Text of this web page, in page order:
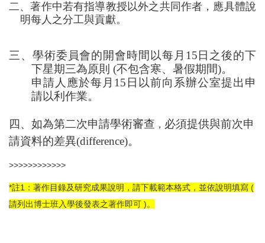
二、著作中若有指導教授以外之共同作者，應具體說
明每人之分工與貢獻。
三、 學術委員會的開會時間以每月 15 日之後的下
下星期三為原則 (不包含寒、暑假期間)。
申請人應於每月 15 日以前向系辦公室提出申
請以利作業。
四、如為第二次申請學術審查 ， 必須提供與前次申
請資料的差異(difference)。
>>>>>>>>>>>>
*註1：著作目錄及研究成果說明，請下載範本格式，並依說明填寫 (
請列出博士班入學後發表之著作即可 )。